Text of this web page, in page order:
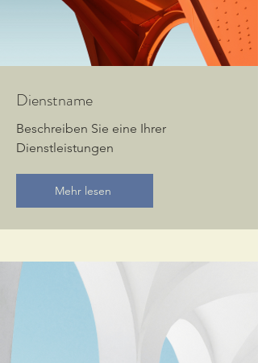
Dienstname
Beschreiben Sie eine Ihrer
Dienstleistungen
Mehr lesen